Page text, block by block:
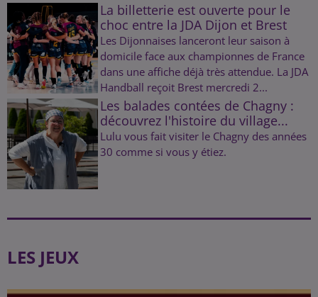
La billetterie est ouverte pour le
choc entre la JDA Dijon et Brest
Les Dijonnaises lanceront leur saison à
domicile face aux championnes de France
dans une affiche déjà très attendue. La JDA
Handball reçoit Brest mercredi 2...
Les balades contées de Chagny :
découvrez l'histoire du village...
Lulu vous fait visiter le Chagny des années
30 comme si vous y étiez.
LES JEUX